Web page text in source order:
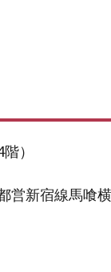
）
営新宿線馬喰